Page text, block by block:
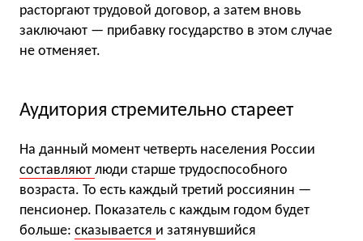
расторгают трудовой договор, а затем вновь
заключают — прибавку государство в этом случае
не отменяет.
Аудитория стремительно стареет
На данный момент четверть населения России
составляют люди старше трудоспособного
возраста. То есть каждый третий россиянин —
пенсионер. Показатель с каждым годом будет
больше: сказывается и затянувшийся